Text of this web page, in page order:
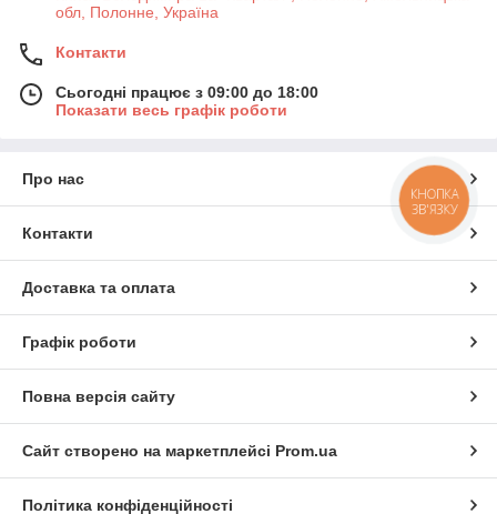
обл, Полонне, Україна
Контакти
Сьогодні працює з 09:00 до 18:00
Показати весь графік роботи
Про нас
Контакти
Доставка та оплата
Графік роботи
Повна версія сайту
Сайт створено на маркетплейсі Prom.ua
Політика конфіденційності
КНОПКА
ЗВ'ЯЗКУ